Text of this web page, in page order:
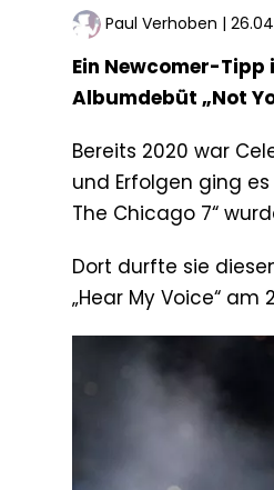
Paul Verhoben |
Ein Newcomer-
Albumdebüt „Not
Bereits 2020 war
und Erfolgen ging es
The Chicago 7“
Dort durfte sie
„Hear My Voice“ am